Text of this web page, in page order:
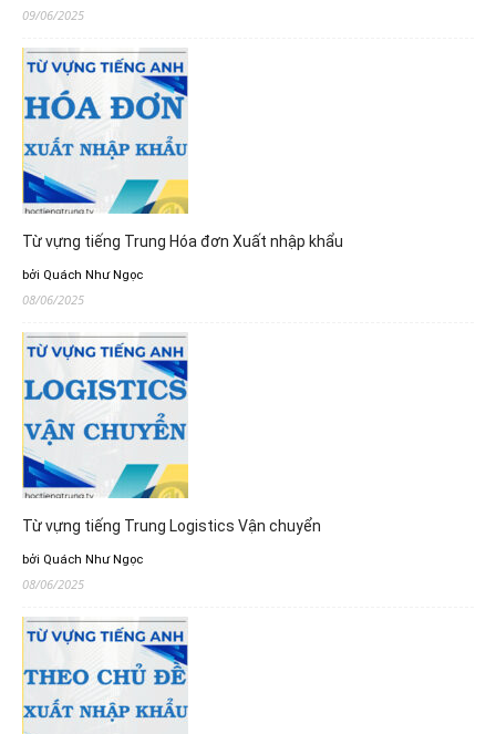
09/06/2025
Từ vựng tiếng Trung Hóa đơn Xuất nhập khẩu
bởi Quách Như Ngọc
08/06/2025
Từ vựng tiếng Trung Logistics Vận chuyển
bởi Quách Như Ngọc
08/06/2025